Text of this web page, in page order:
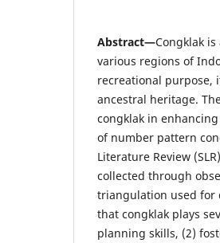
Abstract—Congklak
various regions of
recreational purpose,
ancestral heritage.
congklak in
of number pattern
Literature Review
collected through
triangulation used for
that congklak plays
planning skills, (2)